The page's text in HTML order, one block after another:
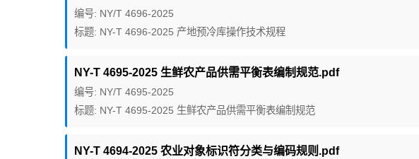
编号: NY/T 4696-2025
标题: NY-T 4696-2025 产地预冷库操作技术规程
NY-T 4695-2025 生鲜农产品供需平衡表编制规范.pdf
编号: NY/T 4695-2025
标题: NY-T 4695-2025 生鲜农产品供需平衡表编制规范
NY-T 4694-2025 农业对象标识符分类与编码规则.pdf